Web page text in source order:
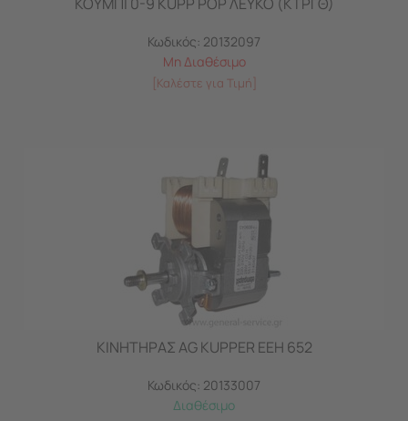
Κωδικός: 20132097
Μη Διαθέσιμο
[Καλέστε για Τιμή]
ΚΙΝΗΤΗΡΑΣ AG KUPPER EEH 652
Κωδικός: 20133007
Διαθέσιμο